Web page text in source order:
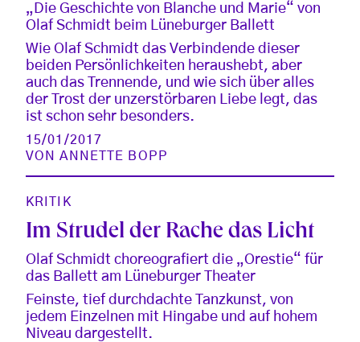
„Die Geschichte von Blanche und Marie“ von
Olaf Schmidt beim Lüneburger Ballett
Wie Olaf Schmidt das Verbindende dieser
beiden Persönlichkeiten heraushebt, aber
auch das Trennende, und wie sich über alles
der Trost der unzerstörbaren Liebe legt, das
ist schon sehr besonders.
15/01/2017
VONANNETTE BOPP
KRITIK
Im Strudel der Rache das Licht
Olaf Schmidt choreografiert die „Orestie“ für
das Ballett am Lüneburger Theater
Feinste, tief durchdachte Tanzkunst, von
jedem Einzelnen mit Hingabe und auf hohem
Niveau dargestellt.